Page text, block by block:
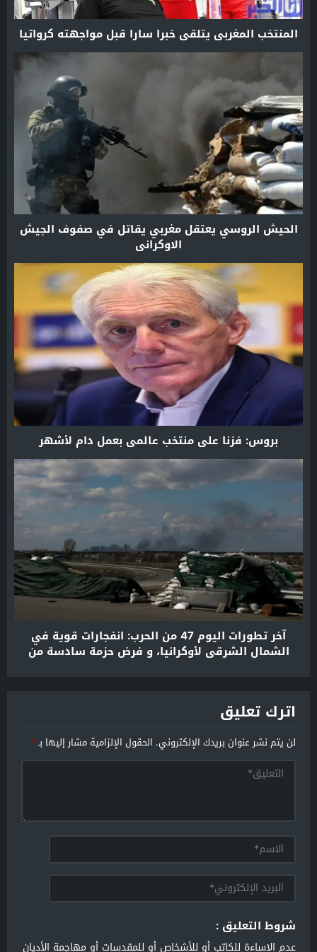
المنتخب المغربي يتلقى خبرا سارا قبل مواجهته كرواتيا
الحيش الروسي يعتقل مغربي يقاتل في صفوف الجيش
الاوكراني
بروس: فزنا على منتخب عالمي بعمل دام لأشهر
آخر تطورات اليوم 47 من الحرب: انفجارات قوية في
الشمال الشرقي لأوكرانيا، و فرض حزمة سادسة من
اترك تعليق
لن يتم نشر عنوان بريدك الإلكتروني. الحقول الإلزامية مشار إليها بـ*
شروط التعليق :
عدم الإساءة للكاتب أو للأشخاص أو للمقدسات أو مهاجمة الأديان